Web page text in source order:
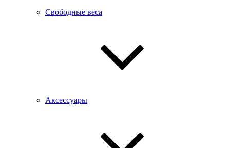
Свободные веса
Аксессуары